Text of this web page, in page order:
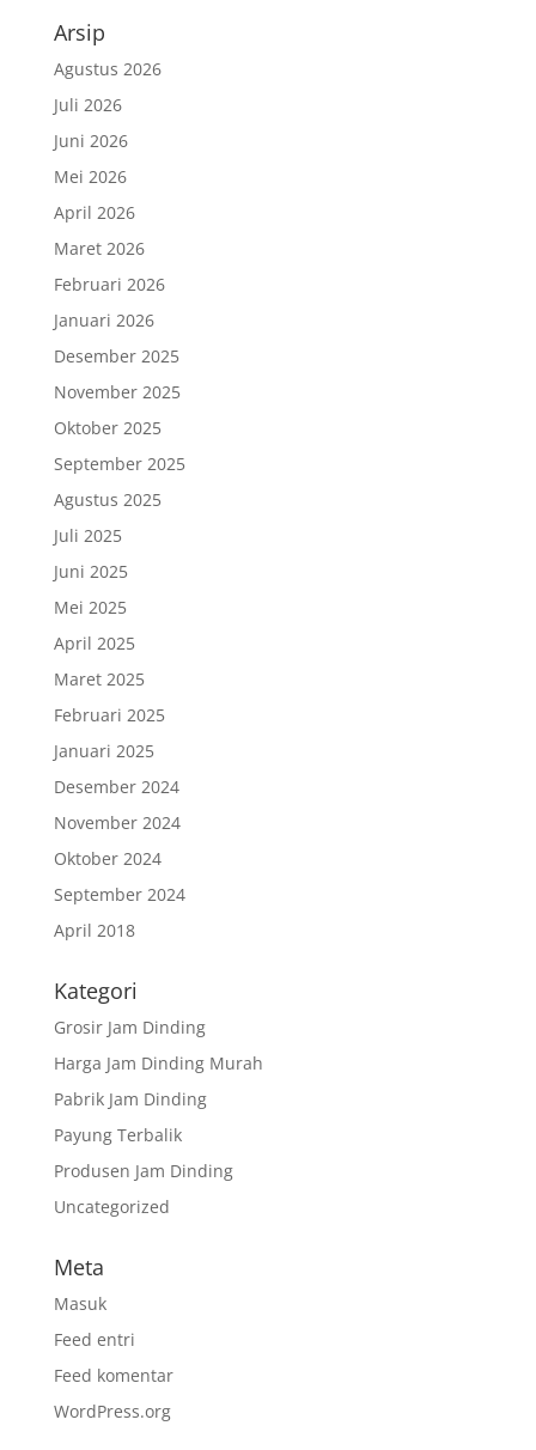
Arsip
Agustus 2026
Juli 2026
Juni 2026
Mei 2026
April 2026
Maret 2026
Februari 2026
Januari 2026
Desember 2025
November 2025
Oktober 2025
September 2025
Agustus 2025
Juli 2025
Juni 2025
Mei 2025
April 2025
Maret 2025
Februari 2025
Januari 2025
Desember 2024
November 2024
Oktober 2024
September 2024
April 2018
Kategori
Grosir Jam Dinding
Harga Jam Dinding Murah
Pabrik Jam Dinding
Payung Terbalik
Produsen Jam Dinding
Uncategorized
Meta
Masuk
Feed entri
Feed komentar
WordPress.org